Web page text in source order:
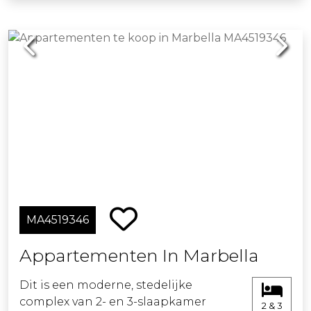
Previous Next
MA4519346
Appartementen In Marbella
Dit is een moderne, stedelijke
complex van 2- en 3-slaapkamer
2 & 3